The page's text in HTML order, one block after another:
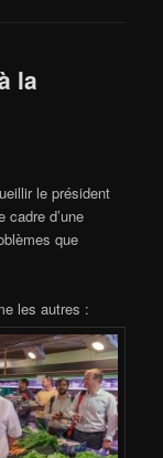
la
le président
d’une
que
les autres :